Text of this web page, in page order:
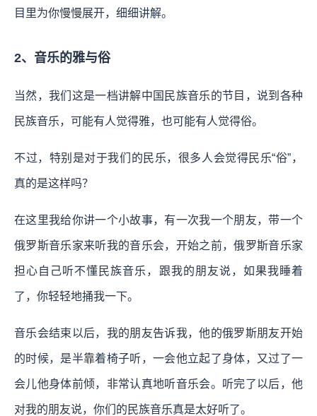
目里为你慢慢展开，细细讲解。
2、音乐的雅与俗
当然，我们这是一档讲解中国民族音乐的节目，说到各种
民族音乐，可能有人觉得雅，也可能有人觉得俗。
不过，特别是对于我们的民乐，很多人会觉得民乐“俗”，
真的是这样吗？
在这里我给你讲一个小故事，有一次我一个朋友，带一个
俄罗斯音乐家来听我的音乐会，开始之前，俄罗斯音乐家
担心自己听不懂民族音乐，跟我的朋友说，如果我睡着
了，你轻轻地捅我一下。
音乐会结束以后，我的朋友告诉我，他的俄罗斯朋友开始
的时候，是半靠着椅子听，一会他立起了身体，又过了一
会儿他身体前倾，非常认真地听音乐会。听完了以后，他
对我的朋友说，你们的民族音乐真是太好听了。